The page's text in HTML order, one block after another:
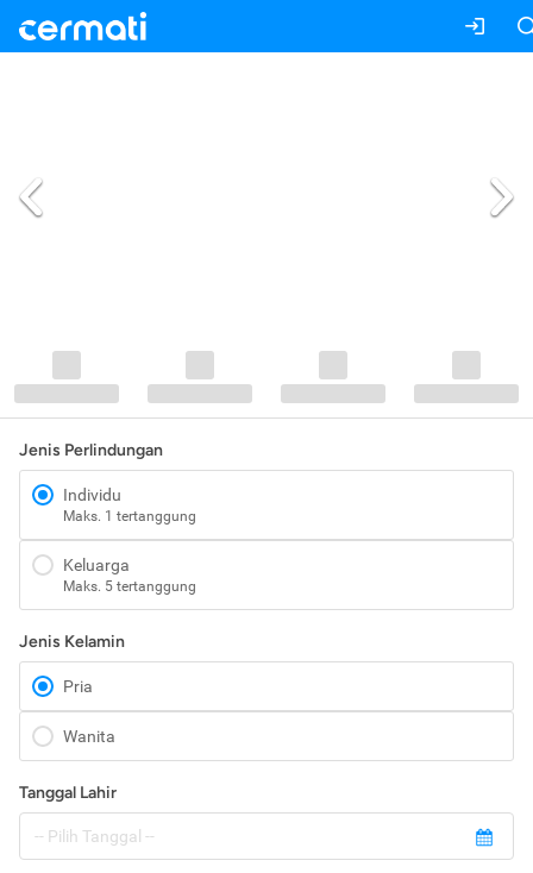
Jenis Perlindungan
Individu
Maks. 1 tertanggung
Keluarga
Maks. 5 tertanggung
Jenis Kelamin
Pria
Wanita
Tanggal Lahir